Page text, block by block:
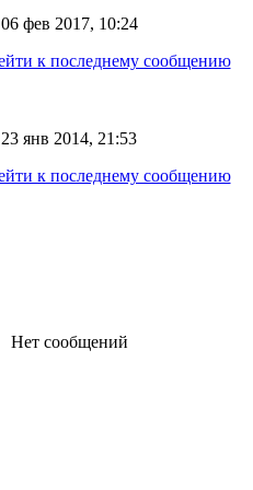
06 фев 2017, 10:24
23 янв 2014, 21:53
Нет сообщений